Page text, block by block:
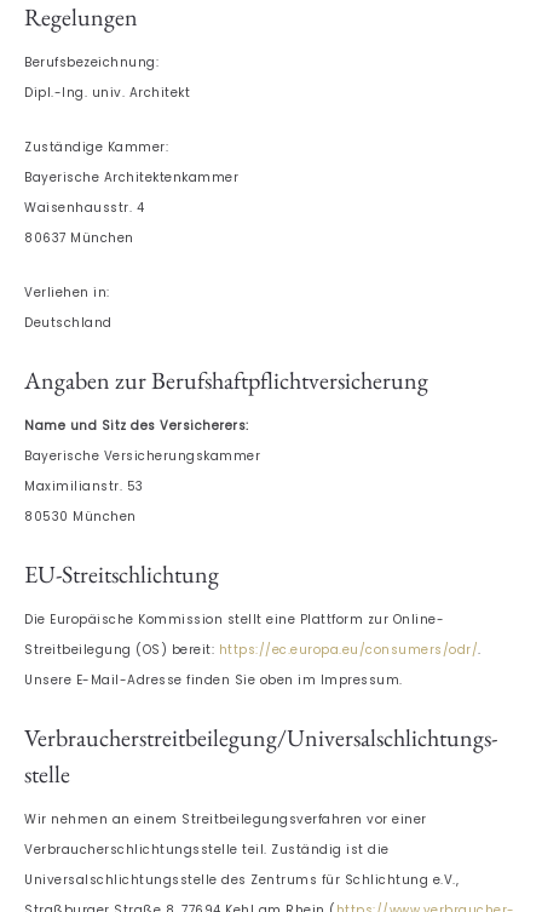
Regelungen
Berufsbezeichnung:
Dipl.-Ing. univ. Architekt
Zuständige Kammer:
Bayerische Architektenkammer
Waisenhausstr. 4
80637 München
Verliehen in:
Deutschland
Angaben zur Berufs­haftpflicht­versicherung
Name und Sitz des Versicherers:
Bayerische Versicherungskammer
Maximilianstr. 53
80530 München
EU-Streitschlichtung
Die Europäische Kommission stellt eine Plattform zur Online-
Streitbeilegung (OS) bereit: https://ec.europa.eu/consumers/odr/.
Unsere E-Mail-Adresse finden Sie oben im Impressum.
Verbraucher­streit­beilegung/Universal­schlichtungs­
stelle
Wir nehmen an einem Streitbeilegungsverfahren vor einer
Verbraucherschlichtungsstelle teil. Zuständig ist die
Universalschlichtungsstelle des Zentrums für Schlichtung e.V.,